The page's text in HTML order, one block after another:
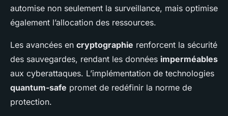
automise non seulement la surveillance, mais optimise
également l’allocation des ressources.
Les avancées en cryptographie renforcent la sécurité
des sauvegardes, rendant les données imperméables
aux cyberattaques. L’implémentation de technologies
quantum-safe promet de redéfinir la norme de
protection.